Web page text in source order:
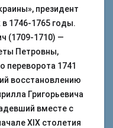
президент
1746-1765 годы.
(1709-1710) —
Петровны,
переворота 1741
восстановлению
Григорьевича
вместе с
ХIХ столетия